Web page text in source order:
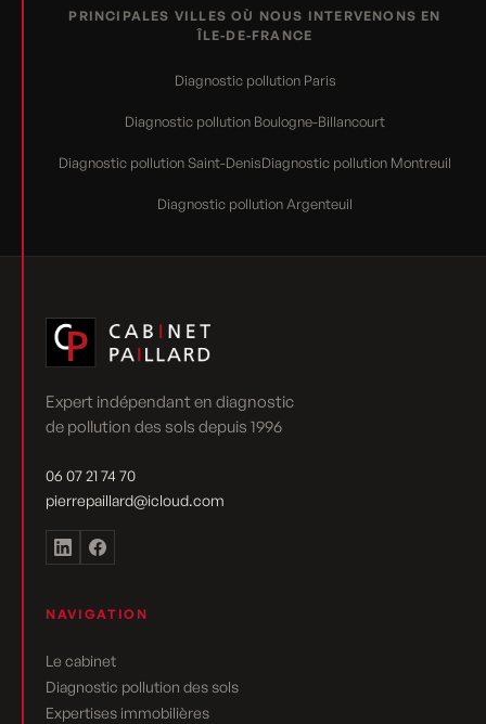
PRINCIPALES VILLES OÙ NOUS INTERVENONS EN
ÎLE-DE-FRANCE
Diagnostic pollution Paris
Diagnostic pollution Boulogne-Billancourt
Diagnostic pollution Saint-DenisDiagnostic pollution Montreuil
Diagnostic pollution Argenteuil
Expert indépendant en diagnostic
de pollution des sols depuis 1996
06 07 21 74 70
pierrepaillard@icloud.com
NAVIGATION
Le cabinet
Diagnostic pollution des sols
Expertises immobilières